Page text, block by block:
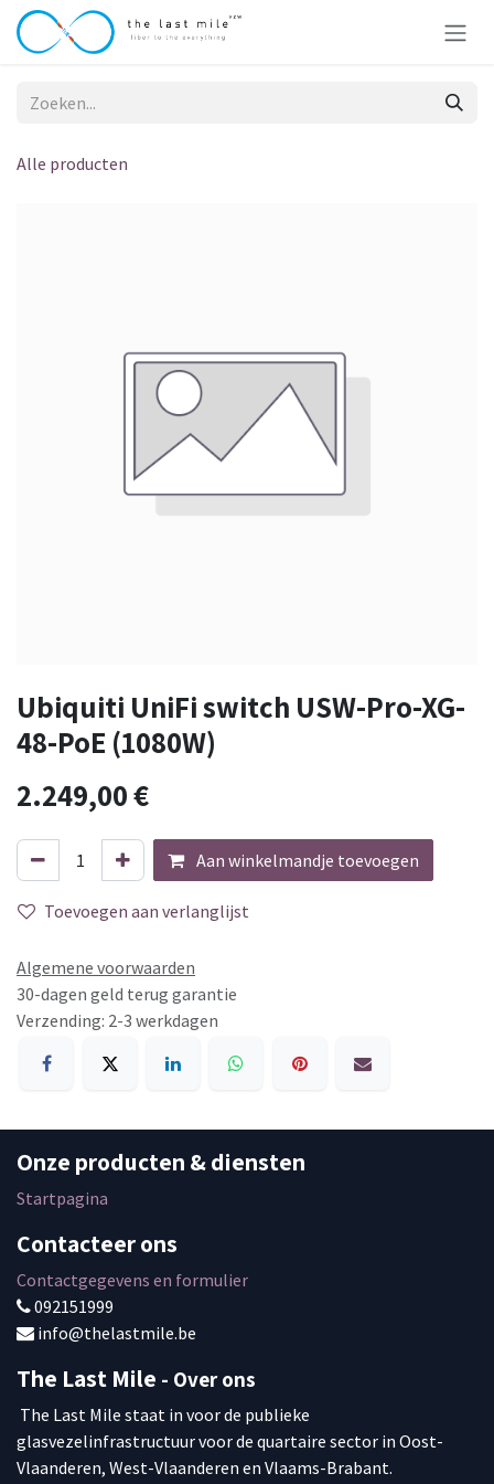
Overslaan naar inhoud
Alle producten
Ubiquiti UniFi switch USW-Pro-XG-
48-PoE (1080W)
2.249,00€
Aan winkelmandje toevoegen
Toevoegen aan verlanglijst
Algemene voorwaarden
30-dagen geld terug garantie
Verzending: 2-3 werkdagen
Onze producten & diensten
Startpagina
Contacteer ons
Contactgegevens en formulier
092151999
info@thelastmile.be
The Last Mile - Over ons
The Last Mile staat in voor de publieke
glasvezelinfrastructuur voor de quartaire sector in Oost-
Vlaanderen, West-Vlaanderen en Vlaams-Brabant.